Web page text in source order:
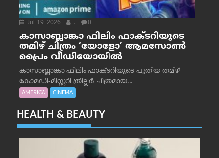
Jul 19, 2026 . 0
കാസാബ്ലാങ്കാ ഫിലിം ഫാക്ടറിയുടെ
തമിഴ് ചിത്രം ‘യോളോ’ ആമസോൺ
പ്രൈം വീഡിയോയിൽ
കാസാബ്ലാങ്കാ ഫിലിം ഫാക്ടറിയുടെ പുതിയ തമിഴ്
കോമഡി-മിസ്റ്ററി ത്രില്ലർ ചിത്രമായ...
AMERICA CINEMA
HEALTH & BEAUTY